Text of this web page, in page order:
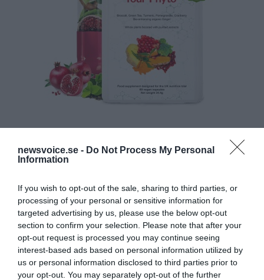
newsvoice.se - Do Not Process My Personal
Information
If you wish to opt-out of the sale, sharing to third parties, or
processing of your personal or sensitive information for
targeted advertising by us, please use the below opt-out
section to confirm your selection. Please note that after your
opt-out request is processed you may continue seeing
interest-based ads based on personal information utilized by
us or personal information disclosed to third parties prior to
your opt-out. You may separately opt-out of the further